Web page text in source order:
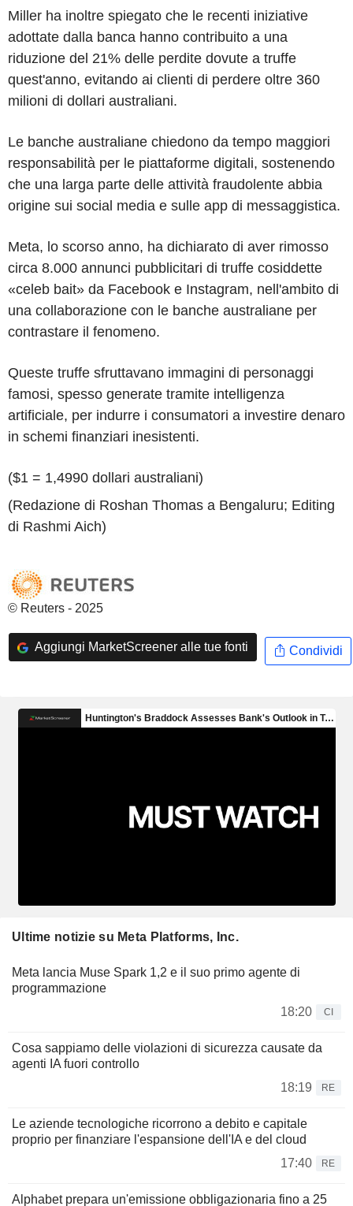
Miller ha inoltre spiegato che le recenti iniziative
adottate dalla banca hanno contribuito a una
riduzione del 21% delle perdite dovute a truffe
quest'anno, evitando ai clienti di perdere oltre 360
milioni di dollari australiani.
Le banche australiane chiedono da tempo maggiori
responsabilità per le piattaforme digitali, sostenendo
che una larga parte delle attività fraudolente abbia
origine sui social media e sulle app di messaggistica.
Meta, lo scorso anno, ha dichiarato di aver rimosso
circa 8.000 annunci pubblicitari di truffe cosiddette
«celeb bait» da Facebook e Instagram, nell'ambito di
una collaborazione con le banche australiane per
contrastare il fenomeno.
Queste truffe sfruttavano immagini di personaggi
famosi, spesso generate tramite intelligenza
artificiale, per indurre i consumatori a investire denaro
in schemi finanziari inesistenti.
($1 = 1,4990 dollari australiani)
(Redazione di Roshan Thomas a Bengaluru; Editing
di Rashmi Aich)
© Reuters - 2025
Aggiungi MarketScreener alle tue fonti Condividi
Ultime notizie su Meta Platforms, Inc.
Meta lancia Muse Spark 1,2 e il suo primo agente di
programmazione
18:20
CI
Cosa sappiamo delle violazioni di sicurezza causate da
agenti IA fuori controllo
18:19
RE
Le aziende tecnologiche ricorrono a debito e capitale
proprio per finanziare l'espansione dell'IA e del cloud
17:40
RE
Alphabet prepara un'emissione obbligazionaria fino a 25